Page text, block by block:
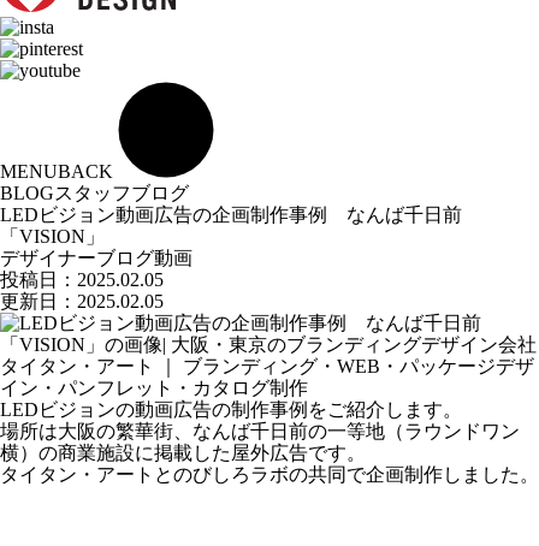
MENUBACK
BLOGスタッフブログ
LEDビジョン動画広告の企画制作事例 なんば千日前
「VISION」
デザイナーブログ動画
投稿日： 2025.02.05
更新日：2025.02.05
LEDビジョンの動画広告の制作事例をご紹介します。
場所は大阪の繁華街、なんば千日前の一等地（ラウンドワン
横） の商業施設に掲載した屋外広告です。
タイタン・アートとのびしろラボの共同で企画制作しました。